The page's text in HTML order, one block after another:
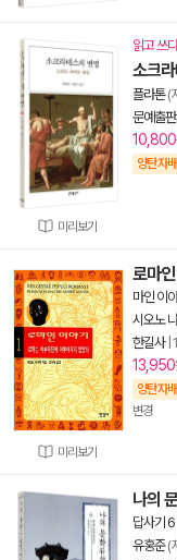
미리보기
읽고 쓰
소크
플라톤(
문예출
10,800
양탄자
미리보기
로마
마인 이
시오노
한길사|
13,950
양탄자
변경
나의
답사기 6
유홍준(